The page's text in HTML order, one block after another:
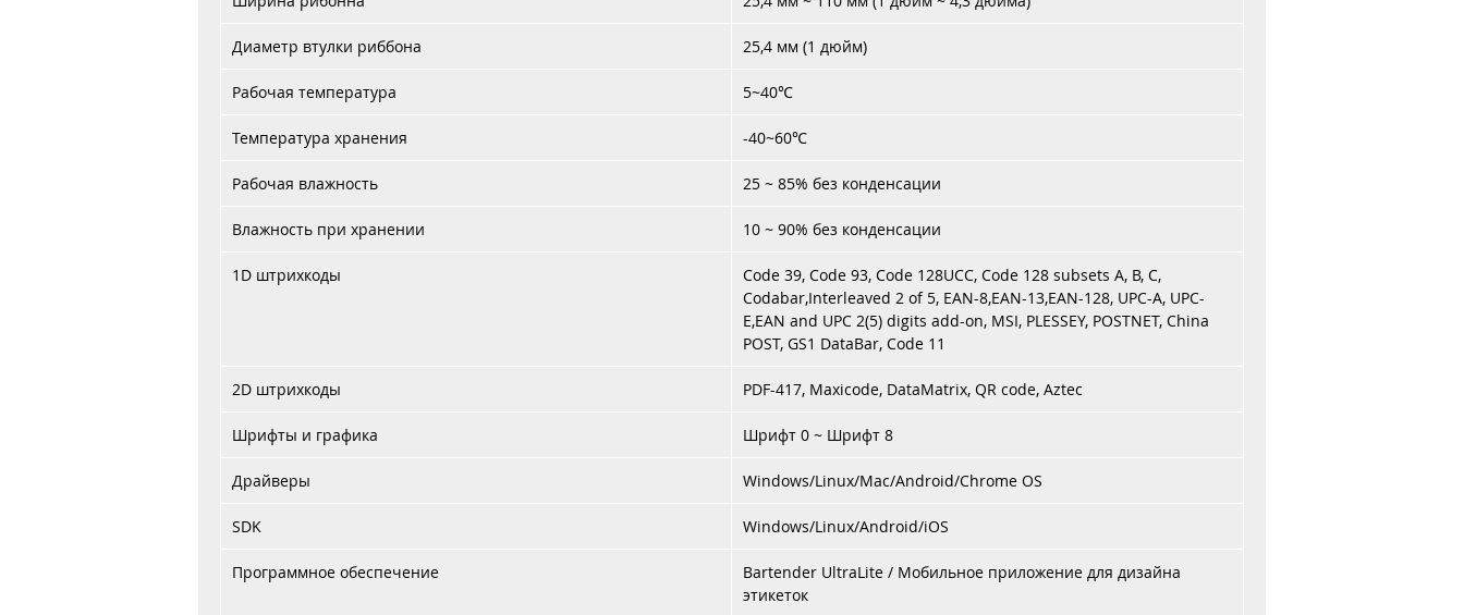
Диаметр втулки риббона 25,4 мм (1 дюйм)
Рабочая температура 5~40℃
Температура хранения -40~60℃
Рабочая влажность 25 ~ 85% без конденсации
Влажность при хранении 10 ~ 90% без конденсации
1D штрихкоды
Code 39, Code 93, Code 128UCC, Code 128 subsets A, B, C,
Codabar,Interleaved 2 of 5, EAN-8,EAN-13,EAN-128, UPC-A, UPC-
E,EAN and UPC 2(5) digits add-on, MSI, PLESSEY, POSTNET, China
POST, GS1 DataBar, Code 11
2D штрихкоды PDF-417, Maxicode, DataMatrix, QR code, Aztec
Шрифты и графика Шрифт 0 ~ Шрифт 8
Драйверы Windows/Linux/Mac/Android/Chrome OS
SDK Windows/Linux/Android/iOS
Программное обеспечение
Bartender UltraLite / Мобильное приложение для дизайна
этикеток